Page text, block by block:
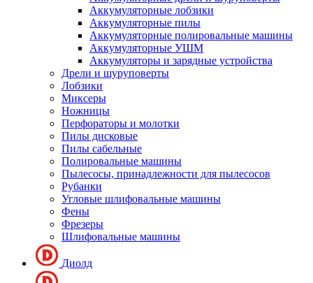
Аккумуляторные лобзики
Аккумуляторные пилы
Аккумуляторные полировальные машины
Аккумуляторные УШМ
Аккумуляторы и зарядные устройства
Дрели и шуруповерты
Лобзики
Миксеры
Ножницы
Перфораторы и молотки
Пилы дисковые
Пилы сабельные
Полировальные машины
Пылесосы, принадлежности для пылесосов
Рубанки
Угловые шлифовальные машины
Фены
Фрезеры
Шлифовальные машины
Диолд